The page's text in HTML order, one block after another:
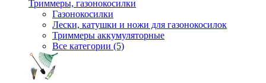
Триммеры, газонокосилки
Газонокосилки
Лески, катушки и ножи для газонокосилок
Триммеры аккумуляторные
Все категории (5)